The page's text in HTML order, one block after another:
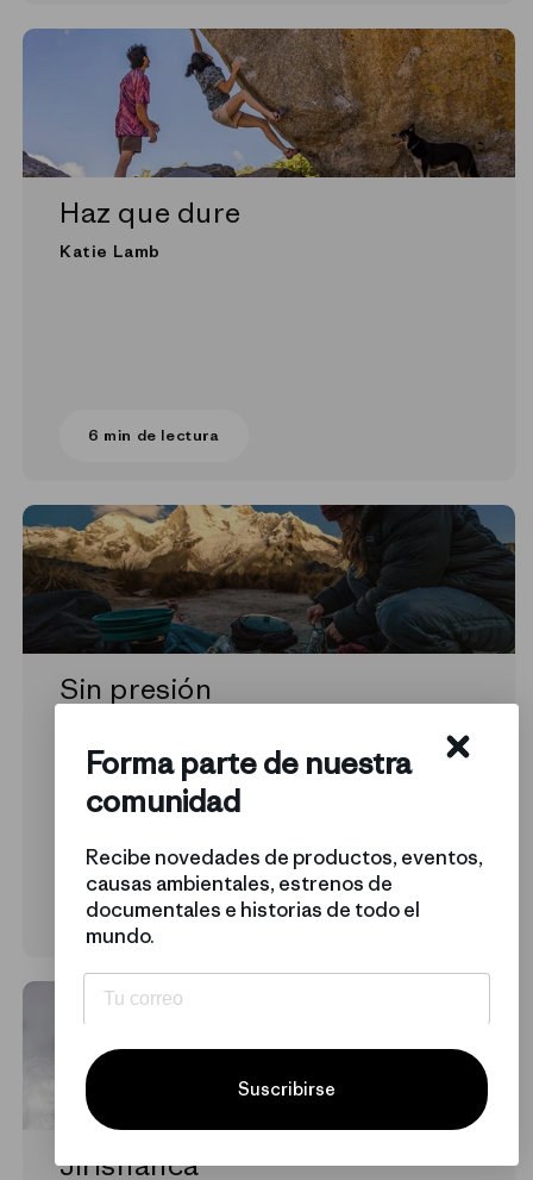
Haz que dure
Katie Lamb
6 min de lectura
Sin presión
7 min de lectura
Jirishanca
Forma parte de nuestra
comunidad
Recibe novedades de productos, eventos,
causas ambientales, estrenos de
documentales e historias de todo el
mundo.
Suscribirse